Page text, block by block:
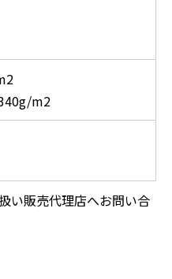
m2
い販売代理店へお問い合